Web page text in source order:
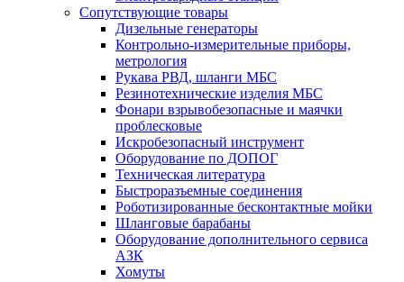
Сопутствующие товары
Дизельные генераторы
Контрольно-измерительные приборы,
метрология
Рукава РВД, шланги МБС
Резинотехнические изделия МБС
Фонари взрывобезопасные и маячки
проблесковые
Искробезопасный инструмент
Оборудование по ДОПОГ
Техническая литература
Быстроразъемные соединения
Роботизированные бесконтактные мойки
Шланговые барабаны
Оборудование дополнительного сервиса
АЗК
Хомуты